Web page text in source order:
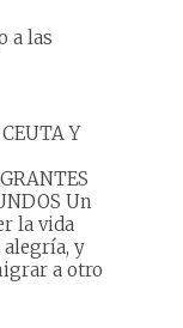
a las
Y
Un
la vida
y
a otro